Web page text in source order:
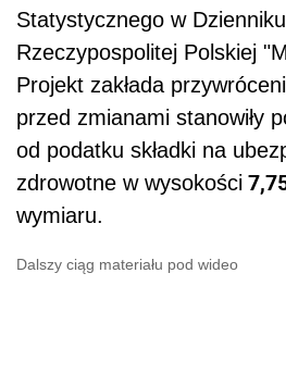
Statystycznego w
Rzeczypospolitej Polskiej
Projekt zakłada
przed zmianami stanowiły
od podatku składki na
zdrowotne w wysokości
wymiaru.
Dalszy ciąg materiału pod wideo